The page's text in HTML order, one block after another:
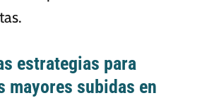
estrategias para
mayores subidas en